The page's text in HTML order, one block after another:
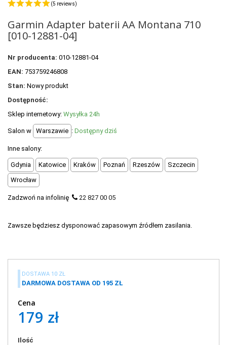
ORIENT ZEGARKI
OBAKU DENMARK ZEGARKI
PROMOCJE
OUTLET
(5 reviews)
Garmin Adapter baterii AA Montana 710
[010-12881-04]
Nr producenta: 010-12881-04
EAN: 753759246808
Stan: Nowy produkt
Dostępność:
Sklep internetowy: Wysyłka 24h
Salon w Warszawie : Dostępny dziś
Inne salony:
Gdynia Katowice Kraków Poznań Rzeszów
Szczecin
Wrocław
Zadzwoń na infolinię 22 827 00 05
Zawsze będziesz dysponować zapasowym źródłem zasilania.
DOSTAWA 10 ZŁ
DARMOWA DOSTAWA OD 195 ZŁ
Cena
179 zł
Ilość